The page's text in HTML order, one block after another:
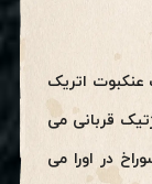
اتریک
قربانی می
در اورا می